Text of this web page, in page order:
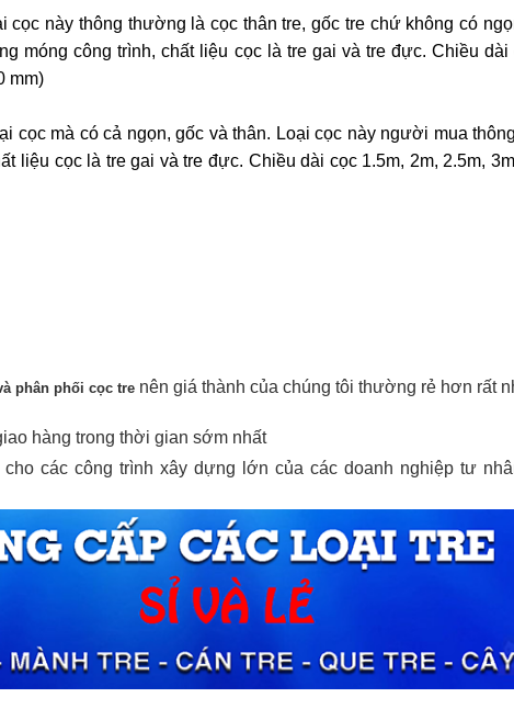
cọc này thông thường là cọc thân tre, gốc tre chứ không có
móng công trình, chất liệu cọc là tre gai và tre đực. Chiều dài
mm)
cọc mà có cả ngọn, gốc và thân. Loại cọc này người mua
liệu cọc là tre gai và tre đực. Chiều dài cọc 1.5m, 2m, 2.5m,
phân phối cọc tre nên giá thành của chúng tôi thường rẻ hơn rất
hàng trong thời gian sớm nhất
các công trình xây dựng lớn của các doanh nghiệp tư